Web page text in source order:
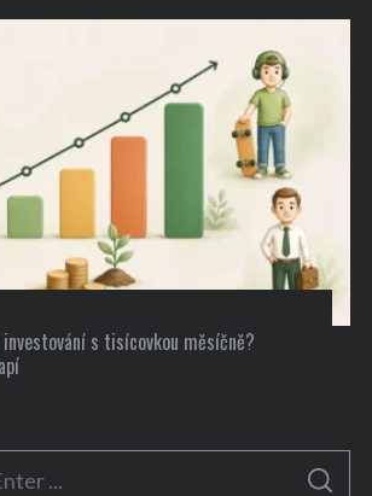
s tisícovkou měsíčně?
S